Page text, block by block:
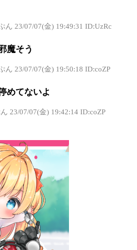
ん 23/07/07(金) 19:49:31 ID:UzRc
魔そう
ん 23/07/07(金) 19:50:18 ID:coZP
めてないよ
23/07/07(金) 19:42:14 ID:coZP